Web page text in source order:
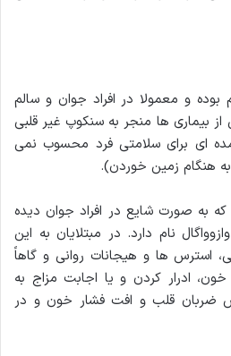
و معمولا در افراد جوان و سالم
بیماری ها منجر به سنکوپ غیر قلبی
ای برای سلامتی فرد محسوب نمی
هنگام زمین خوردن).
به صورت شایع در افراد جوان دیده
نام دارد. در مبتلایان به این
استرس ها و هیجانات روانی و گاهاً
ادرار کردن و یا اجابت مزاج به
ضربان قلب و افت فشار خون و در